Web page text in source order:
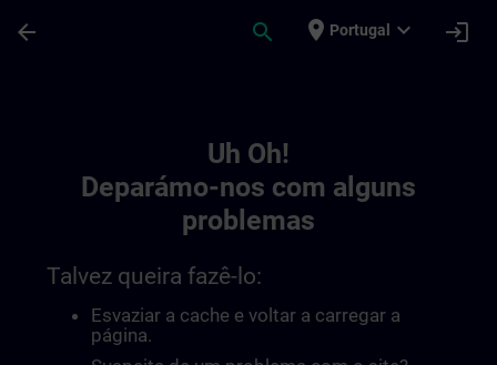
arrow_back search place Portugal expand_more login
Uh Oh!
Deparámo-nos com alguns
problemas
Talvez queira fazê-lo:
Esvaziar a cache e voltar a carregar a
página.